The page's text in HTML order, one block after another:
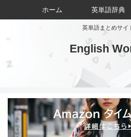
英単語まとめサイ
English
ホーム 英単語辞典